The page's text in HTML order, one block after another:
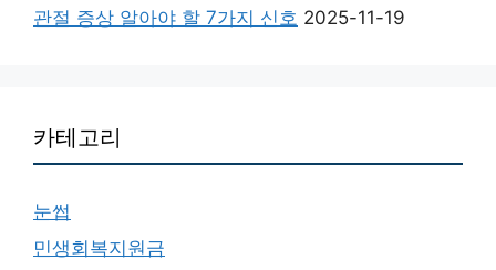
관절 증상 알아야 할 7가지 신호 2025-11-19
카테고리
눈썹
민생회복지원금